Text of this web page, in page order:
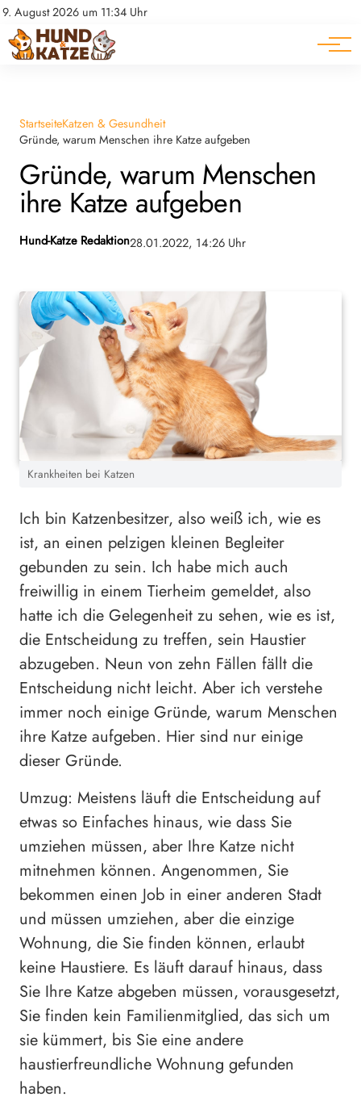
9. August 2026 um 11:34 Uhr
Datenschutz
Impressum
Pferde
Ratgeber
StartseiteKatzen & Gesundheit
Gründe, warum Menschen ihre Katze aufgeben
Gründe, warum Menschen
ihre Katze aufgeben
Hund-Katze Redaktion28.01.2022, 14:26 Uhr
Krankheiten bei Katzen
Ich bin Katzenbesitzer, also weiß ich, wie es
ist, an einen pelzigen kleinen Begleiter
gebunden zu sein. Ich habe mich auch
freiwillig in einem Tierheim gemeldet, also
hatte ich die Gelegenheit zu sehen, wie es ist,
die Entscheidung zu treffen, sein Haustier
abzugeben. Neun von zehn Fällen fällt die
Entscheidung nicht leicht. Aber ich verstehe
immer noch einige Gründe, warum Menschen
ihre Katze aufgeben. Hier sind nur einige
dieser Gründe.
Umzug: Meistens läuft die Entscheidung auf
etwas so Einfaches hinaus, wie dass Sie
umziehen müssen, aber Ihre Katze nicht
mitnehmen können. Angenommen, Sie
bekommen einen Job in einer anderen Stadt
und müssen umziehen, aber die einzige
Wohnung, die Sie finden können, erlaubt
keine Haustiere. Es läuft darauf hinaus, dass
Sie Ihre Katze abgeben müssen, vorausgesetzt,
Sie finden kein Familienmitglied, das sich um
sie kümmert, bis Sie eine andere
haustierfreundliche Wohnung gefunden
haben.